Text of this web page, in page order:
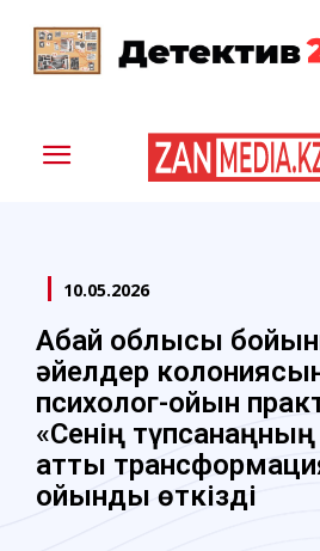
10.05.2026
Абай облысы
әйелдер
психолог-ойын
«Сенің
атты
ойынды өткізді